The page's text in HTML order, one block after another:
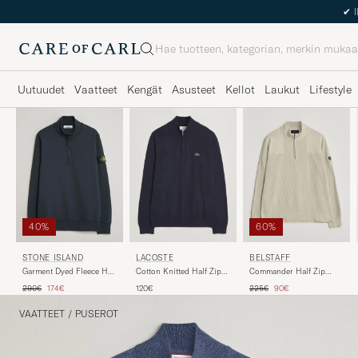
Haku
Uutuudet Vaatteet Kengät Asusteet Kellot Laukut Lifestyle
40%
STONE ISLAND
Garment Dyed Fleece Half
Tavallinen hinta
290€ Alennettu hinta
174€
LACOSTE
Cotton Knitted Half Zip
120€
60%
BELSTAFF
Commander Half Zip
Tavallinen hinta
225€ Alennettu hinta
90€
VAATTEET / PUSEROT